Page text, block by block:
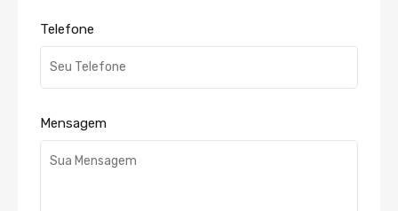
Telefone
Mensagem